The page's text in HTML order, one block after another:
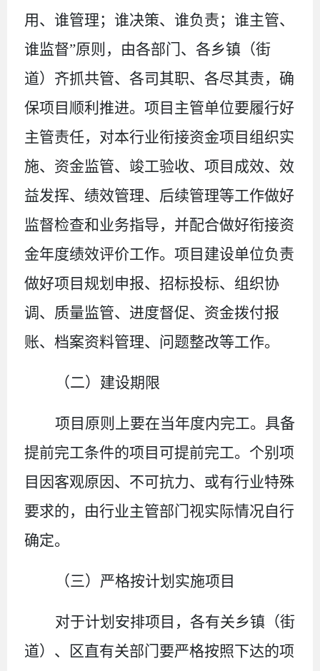
用、谁管理；谁决策、谁负责；谁主管、
谁监督”原则，由各部门、各乡镇（街
道）齐抓共管、各司其职、各尽其责，确
保项目顺利推进。项目主管单位要履行好
主管责任，对本行业衔接资金项目组织实
施、资金监管、竣工验收、项目成效、效
益发挥、绩效管理、后续管理等工作做好
监督检查和业务指导，并配合做好衔接资
金年度绩效评价工作。项目建设单位负责
做好项目规划申报、招标投标、组织协
调、质量监管、进度督促、资金拨付报
账、档案资料管理、问题整改等工作。
（二）建设期限
项目原则上要在当年度内完工。具备
提前完工条件的项目可提前完工。个别项
目因客观原因、不可抗力、或有行业特殊
要求的，由行业主管部门视实际情况自行
确定。
（三）严格按计划实施项目
对于计划安排项目， 各有关乡镇（街
道）、 区直有关部门要严格按照下达的项